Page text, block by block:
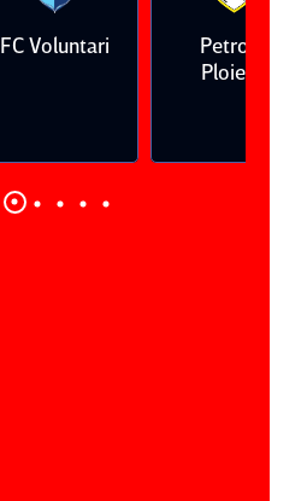
FC Voluntari
Petrolul
Ploieşti